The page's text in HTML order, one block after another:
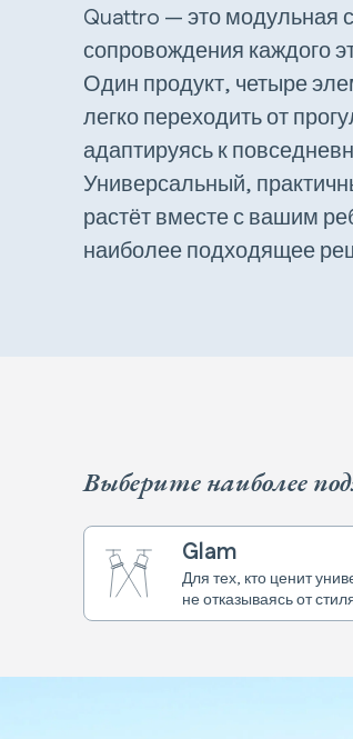
Quattro — это модульная
сопровождения каждого
Один продукт, четыре
легко переходить от
адаптируясь к
Универсальный,
растёт вместе с вашим
наиболее подходящее
Выберите наиболее
Glam
Для тех, кто ценит
не отказываясь от